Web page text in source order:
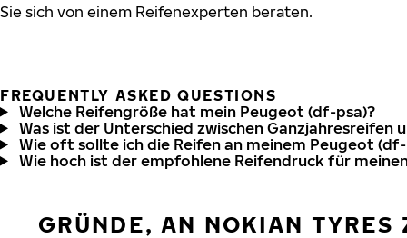
Sie sich von einem Reifenexperten beraten.
FREQUENTLY ASKED QUESTIONS
Welche Reifengröße hat mein Peugeot (df-psa)?
Was ist der Unterschied zwischen Ganzjahresreifen
Wie oft sollte ich die Reifen an meinem Peugeot
Wie hoch ist der empfohlene Reifendruck für
GRÜNDE, AN NOKIAN TYRES